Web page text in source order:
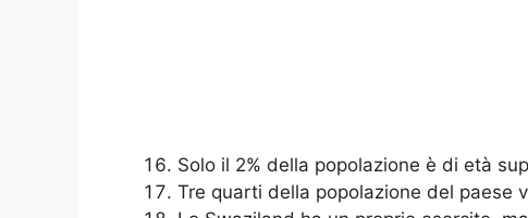
Solo il 2% della popolazione è di età
Tre quarti della popolazione del paese